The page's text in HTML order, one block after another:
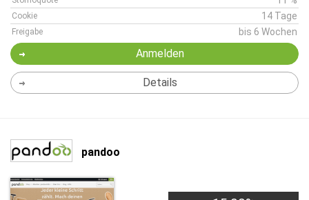
Cookie 14 Tage
Freigabe bis 6 Wochen
Anmelden
Details
pandoo